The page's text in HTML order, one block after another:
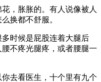
，胀胀的。有人说像被人
换都不舒服。
时候是屁股连着大腿后
不疼光腿疼，或者腰腿一
去看医生，十个里有九个